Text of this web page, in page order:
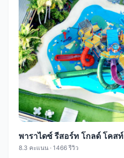
พาราไดซ์ รีสอร์ท โกลด์ โคสท์
8.3 คะแนน · 1466 รีวิว